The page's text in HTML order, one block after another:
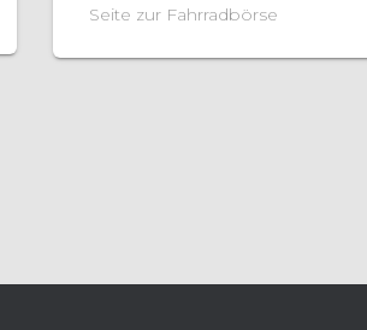
Seite zur Fahrradbörse